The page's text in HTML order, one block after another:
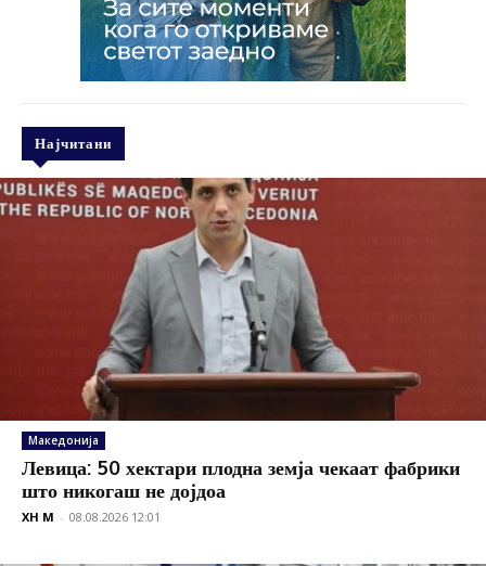
Најчитани
Македонија
Левица: 50 хектари плодна земја чекаат фабрики
што никогаш не дојдоа
XH M - 08.08.2026 12:01